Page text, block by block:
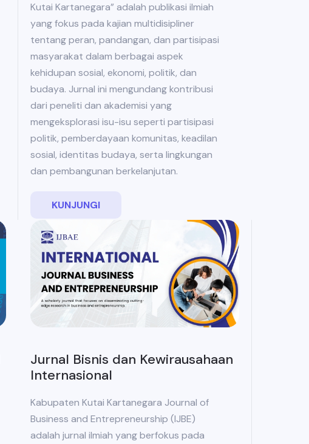
Kutai Kartanegara” adalah publikasi ilmiah
yang fokus pada kajian multidisipliner
tentang peran, pandangan, dan partisipasi
masyarakat dalam berbagai aspek
kehidupan sosial, ekonomi, politik, dan
budaya. Jurnal ini mengundang kontribusi
dari peneliti dan akademisi yang
mengeksplorasi isu-isu seperti partisipasi
politik, pemberdayaan komunitas, keadilan
sosial, identitas budaya, serta lingkungan
dan pembangunan berkelanjutan.
KUNJUNGI
Jurnal Bisnis dan Kewirausahaan
Internasional
Kabupaten Kutai Kartanegara Journal of
Business and Entrepreneurship (IJBE)
adalah jurnal ilmiah yang berfokus pada